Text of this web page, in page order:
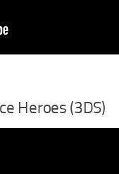
Heroes (3DS)